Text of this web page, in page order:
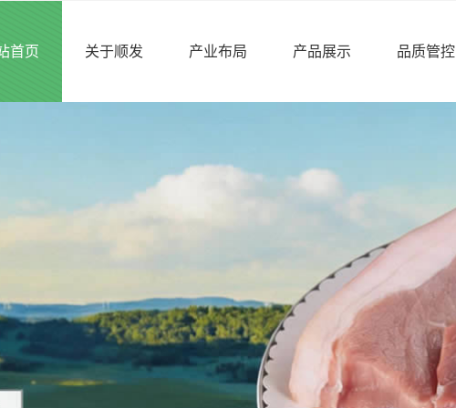
首页 关于顺发 产业布局 产品展示 品质管控